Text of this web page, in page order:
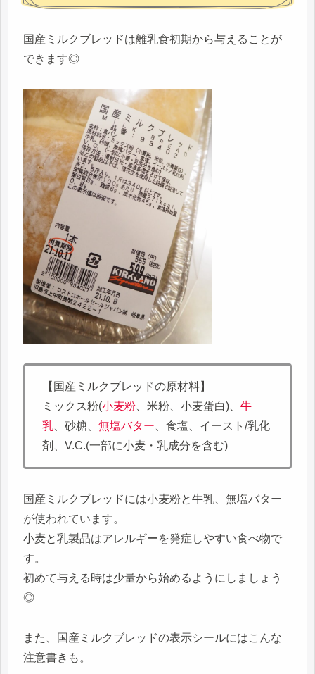
国産ミルクブレッドは離乳食初期から与えることが
できます◎
【国産ミルクブレッドの原材料】
ミックス粉(小麦粉、米粉、小麦蛋白)、 牛
乳、砂糖、 無塩バター、食塩、イースト/乳化
剤、V.C.(一部に小麦・乳成分を含む)
国産ミルクブレッドには小麦粉と牛乳、無塩バター
が使われています。
小麦と乳製品はアレルギーを発症しやすい食べ物で
す。
初めて与える時は少量から始めるようにしましょう
◎
また、国産ミルクブレッドの表示シールにはこんな
注意書きも。